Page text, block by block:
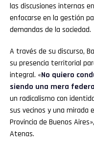
las discusiones internas
enfocarse en la gestión
demandas de la sociedad.
A través de su discurso,
su presencia territorial
integral. «No quiero
siendo una mera
un radicalismo con
sus vecinos y una mirada
Provincia de Buenos
Atenas.